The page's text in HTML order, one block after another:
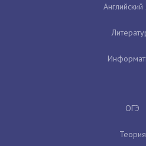
Английский
ОГЭ
Теория